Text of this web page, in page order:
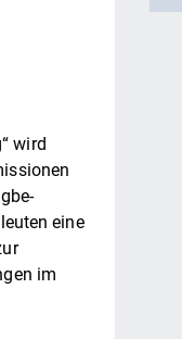
wird
eine
im